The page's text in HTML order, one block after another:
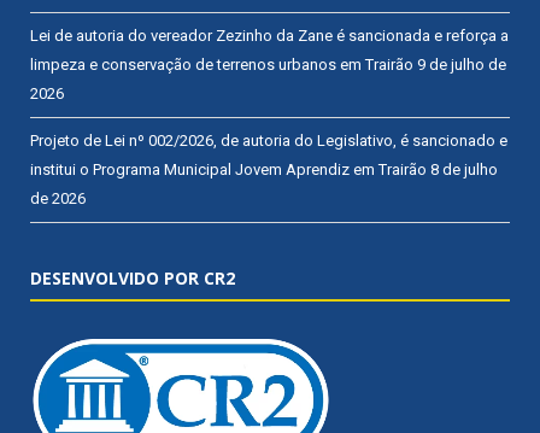
Lei de autoria do vereador Zezinho da Zane é sancionada e reforça a
limpeza e conservação de terrenos urbanos em Trairão 9 de julho de
2026
Projeto de Lei nº 002/2026, de autoria do Legislativo, é sancionado e
institui o Programa Municipal Jovem Aprendiz em Trairão 8 de julho
de 2026
DESENVOLVIDO POR CR2